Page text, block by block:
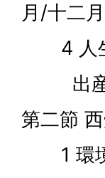
月/十二月
4 人
出産
第二節
1 環